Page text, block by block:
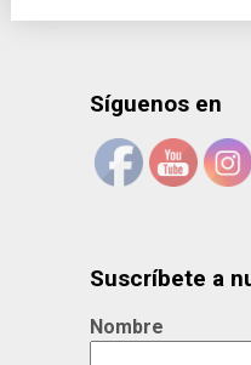
Síguenos en
Suscríbete a
Nombre